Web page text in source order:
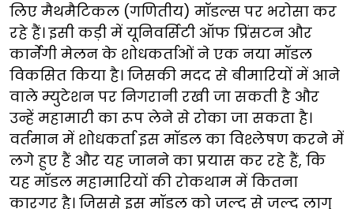
लिए मैथमैटिकल (गणितीय) मॉडल्स पर भरोसा कर
रहे हैं। इसी कड़ी में यूनिवर्सिटी ऑफ प्रिंसटन और
कार्नेगी मेलन के शोधकर्ताओं ने एक नया मॉडल
विकसित किया है। जिसकी मदद से बीमारियों में आने
वाले म्युटेशन पर निगरानी रखी जा सकती है और
उन्हें महामारी का रूप लेने से रोका जा सकता है।
वर्तमान में शोधकर्ता इस मॉडल का विश्लेषण करने में
लगे हुए हैं और यह जानने का प्रयास कर रहे हैं, कि
यह मॉडल महामारियों की रोकथाम में कितना
कारगर है। जिससे इस मॉडल को जल्द से जल्द लागु